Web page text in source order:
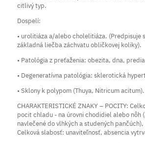
citlivý typ.
Dospelí:
• urolitiáza a/alebo cholelitiáza. (Predpisuje
základná liečba záchvatu obličkovej koliky).
• Patológia z preťaženia: obezita, dna,
• Degeneratívna patológia: sklerotická
• Sklony k polypom (Thuya, Nitricum acitum).
CHARAKTERISTICKÉ ZNAKY – POCITY:
pocit chladu - na úrovni chodidiel alebo nôh
navlečené do vlhkých a studených pančúch),
Celková slabosť: unaviteľnosť, absencia